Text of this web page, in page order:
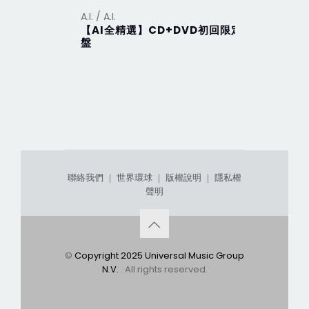
A.I. / A.I.
【AI全精選】CD+DVD初回限定
盤
聯絡我們 ｜ 世界環球 ｜ 版權說明 ｜ 隱私權
聲明
© Copyright 2025 Universal Music Group
N.V. . All rights reserved.